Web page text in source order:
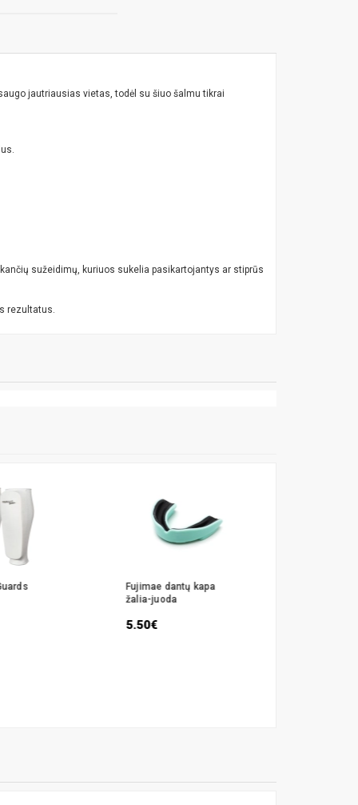
jautriausias vietas, todėl su šiuo šalmu tikrai
sužeidimų, kuriuos sukelia pasikartojantys ar stiprūs
rezultatus.
Fujimae dantų kapa
žalia-juoda
5.50€